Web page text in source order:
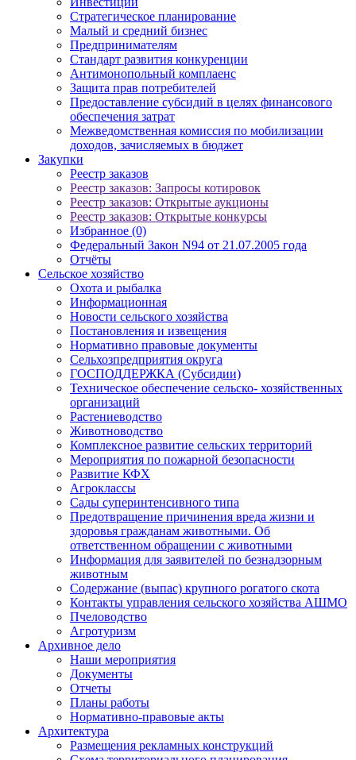
Стратегическое планирование
Малый и средний бизнес
Предпринимателям
Стандарт развития конкуренции
Антимонопольный комплаенс
Защита прав потребителей
Предоставление субсидий в целях финансового
обеспечения затрат
Межведомственная комиссия по мобилизации
доходов, зачисляемых в бюджет
Закупки
Реестр заказов
Реестр заказов: Запросы котировок
Реестр заказов: Открытые аукционы
Реестр заказов: Открытые конкурсы
Избранное (0)
Федеральный Закон N94 от 21.07.2005 года
Отчёты
Сельское хозяйство
Охота и рыбалка
Информационная
Новости сельского хозяйства
Постановления и извещения
Нормативно правовые документы
Сельхозпредприятия округа
ГОСПОДДЕРЖКА (Субсидии)
Техническое обеспечение сельско- хозяйственных
организаций
Растениеводство
Животноводство
Комплексное развитие сельских территорий
Мероприятия по пожарной безопасности
Развитие КФХ
Агроклассы
Сады суперинтенсивного типа
Предотвращение причинения вреда жизни и
здоровья гражданам животными. Об
ответственном обращении с животными
Информация для заявителей по безнадзорным
животным
Содержание (выпас) крупного рогатого скота
Контакты управления сельского хозяйства АШМО
Пчеловодство
Агротуризм
Архивное дело
Наши мероприятия
Документы
Отчеты
Планы работы
Нормативно-правовые акты
Архитектура
Размещения рекламных конструкций